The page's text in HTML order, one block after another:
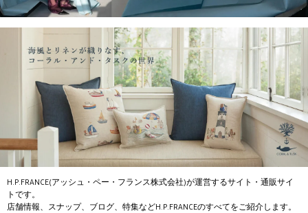
H.P.FRANCE(アッシュ・ペー・フランス株式会社)が運営するサイト・通販サイ
トです。
店舗情報、スナップ、ブログ、特集などH.P.FRANCEのすべてをご紹介します。